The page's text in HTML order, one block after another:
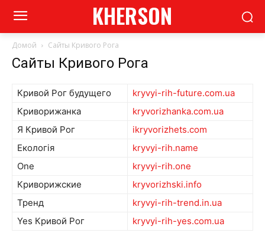
KHERSON
Домой Сайты Кривого Рога
Сайты Кривого Рога
Кривой Рог будущего
kryvyi-rih-future.com.ua
Криворижанка
kryvorizhanka.com.ua
Я Кривой Рог
ikryvorizhets.com
Екологія
kryvyi-rih.name
One
kryvyi-rih.one
Криворижские
kryvorizhski.info
Тренд
kryvyi-rih-trend.in.ua
Yes Кривой Рог
kryvyi-rih-yes.com.ua